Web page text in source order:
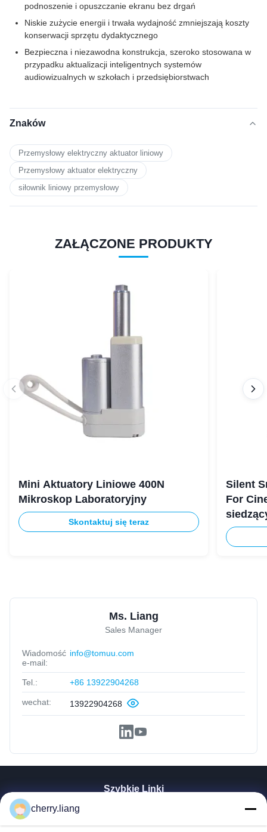
podnoszenie i opuszczanie ekranu bez drgań
Niskie zużycie energii i trwała wydajność zmniejszają koszty
konserwacji sprzętu dydaktycznego
Bezpieczna i niezawodna konstrukcja, szeroko stosowana w
przypadku aktualizacji inteligentnych systemów
audiowizualnych w szkołach i przedsiębiorstwach
Znaków
Przemysłowy elektryczny aktuator liniowy
Przemysłowy aktuator elektryczny
siłownik liniowy przemysłowy
ZAŁĄCZONE PRODUKTY
Mini Aktuatory Liniowe 400N
Mikroskop Laboratoryjny
Skontaktuj się teraz
Silent
For
Ms. Liang
Sales Manager
Wiadomość
e-mail:
info@tomuu.com
Tel.: +86 13922904268
wechat: 13922904268
Szybkie Linki
Produkty
cherry.liang